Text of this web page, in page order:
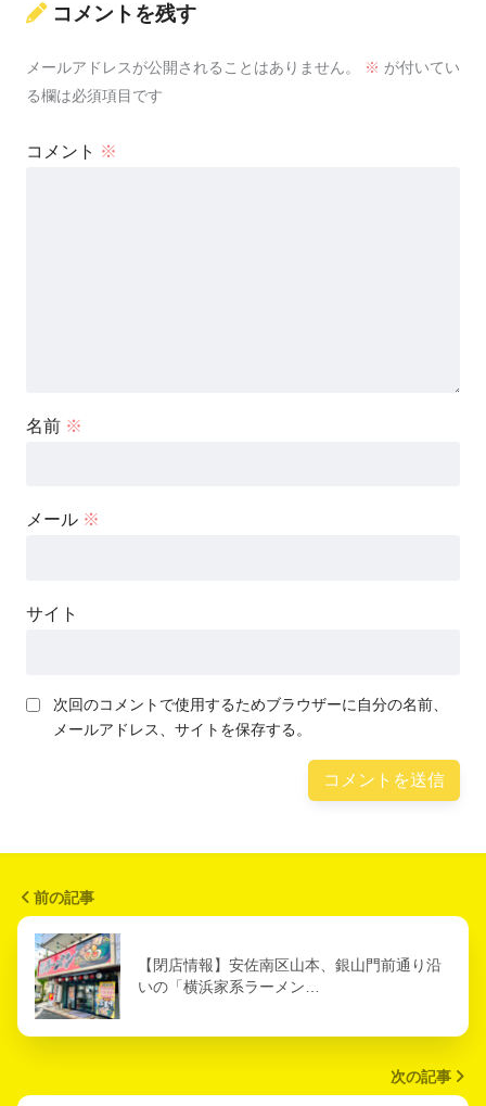
コメントを残す
メールアドレスが公開されることはありません。 ※ が付いてい
る欄は必須項目です
コメント ※
名前 ※
メール ※
サイト
次回のコメントで使用するためブラウザーに自分の名前、
メールアドレス、サイトを保存する。
前の記事
【閉店情報】安佐南区山本、銀山門前通り沿
いの「横浜家系ラーメン…
次の記事